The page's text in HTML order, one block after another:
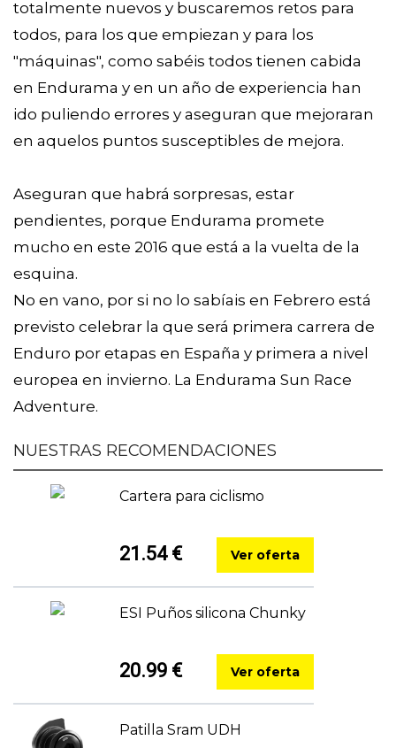
totalmente nuevos y buscaremos retos para
todos, para los que empiezan y para los
"máquinas", como sabéis todos tienen cabida
en Endurama y en un año de experiencia han
ido puliendo errores y aseguran que mejoraran
en aquelos puntos susceptibles de mejora.
Aseguran que habrá sorpresas, estar
pendientes, porque Endurama promete
mucho en este 2016 que está a la vuelta de la
esquina.
No en vano, por si no lo sabíais en Febrero está
previsto celebrar la que será primera carrera de
Enduro por etapas en España y primera a nivel
europea en invierno. La Endurama Sun Race
Adventure.
NUESTRAS RECOMENDACIONES
Cartera para ciclismo
21.54 € Ver oferta
ESI Puños silicona Chunky
20.99 € Ver oferta
Patilla Sram UDH